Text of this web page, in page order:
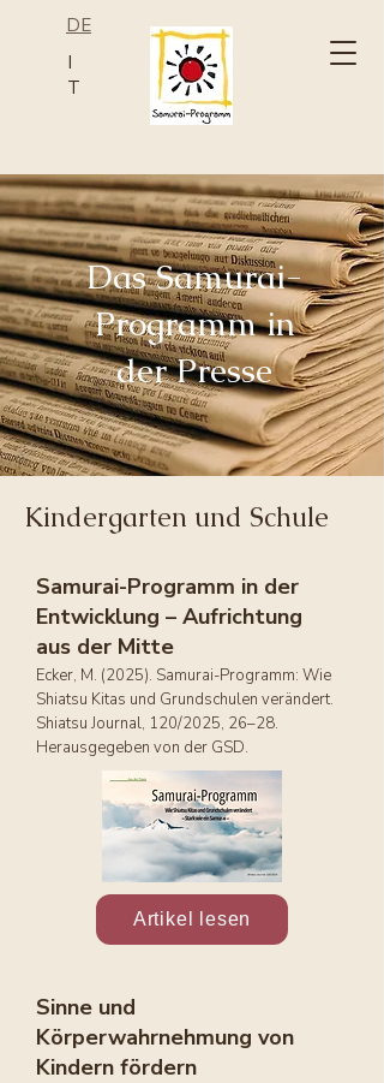
DE
I
T
Das Samurai-
Programm in
der Presse
Kindergarten und Schule
Samurai-Programm in der
Entwicklung – Aufrichtung
aus der Mitte
Ecker, M. (2025). Samurai-Programm: Wie
Shiatsu Kitas und Grundschulen verändert.
Shiatsu Journal, 120/2025, 26–28.
Herausgegeben von der GSD.
Artikel lesen
Sinne und
Körperwahrnehmung von
Kindern fördern